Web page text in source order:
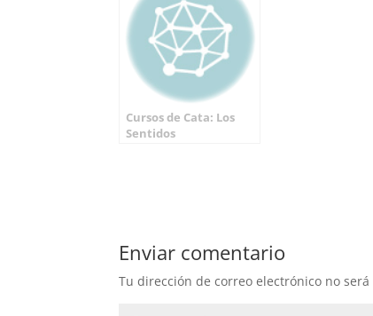
Cursos de Cata: Los
Sentidos
Enviar comentario
Tu dirección de correo electrónico no